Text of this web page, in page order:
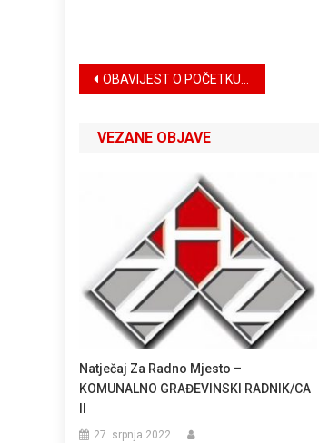
Navigacija
objava
OBAVIJEST O POČETKU REDOVNOG MALČIRANJA PO MJESNIM ODBORIMA
VEZANE OBJAVE
Natječaj Za Radno Mjesto –
KOMUNALNO GRAĐEVINSKI RADNIK/CA
27. srpnja 2022.